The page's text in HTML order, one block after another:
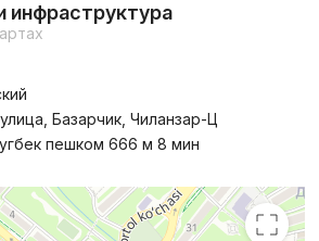
инфраструктура
Базарчик, Чиланзар-Ц
пешком 666 м 8 мин